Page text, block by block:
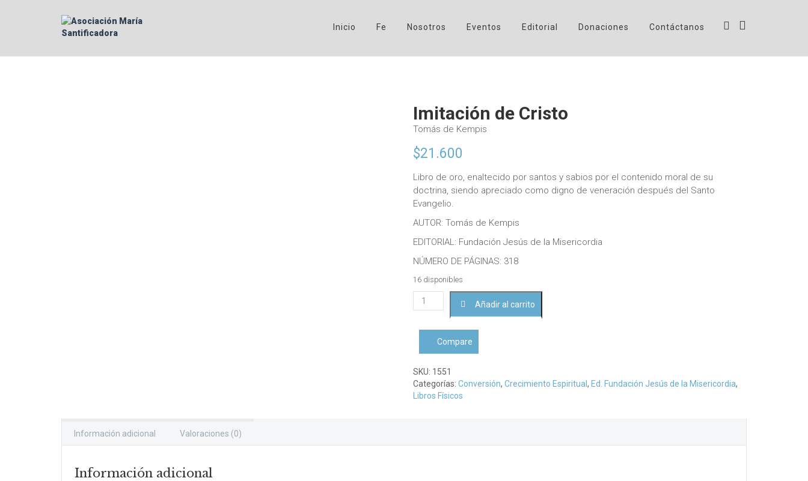
Inicio Fe Nosotros Eventos Editorial Donaciones Contáctanos
Imitación de Cristo
Tomás de Kempis
$21.600
Libro de oro, enaltecido por santos y sabios por el contenido moral de su
doctrina, siendo apreciado como digno de veneración después del Santo
Evangelio.
AUTOR: Tomás de Kempis
EDITORIAL: Fundación Jesús de la Misericordia
NÚMERO DE PÁGINAS: 318
16 disponibles
Imitación
de
CristoTomás
de
Kempis
cantidad
Añadir al carrito
Compare
SKU: 1551
Categorías: Conversión, Crecimiento Espiritual , Ed. Fundación Jesús de la Misericordia,
Libros Físicos
Información adicional Valoraciones (0)
Información adicional